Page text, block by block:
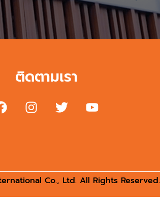
ติดตามเรา
Co., Ltd. All Rights Reserved.